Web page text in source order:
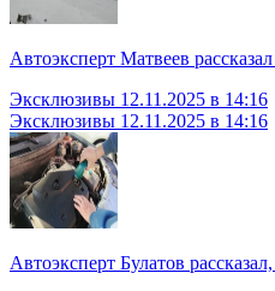
Автоэксперт Матвеев
Эксклюзивы 12.11.2025 в 14:16
Эксклюзивы 12.11.2025 в 14:16
Автоэксперт Булатов